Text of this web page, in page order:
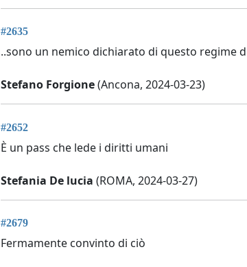
#2635
..sono un nemico dichiarato di questo regime
Stefano Forgione(Ancona, 2024-03-23)
#2652
È un pass che lede i diritti umani
Stefania De lucia (ROMA, 2024-03-27)
#2679
Fermamente convinto di ciò